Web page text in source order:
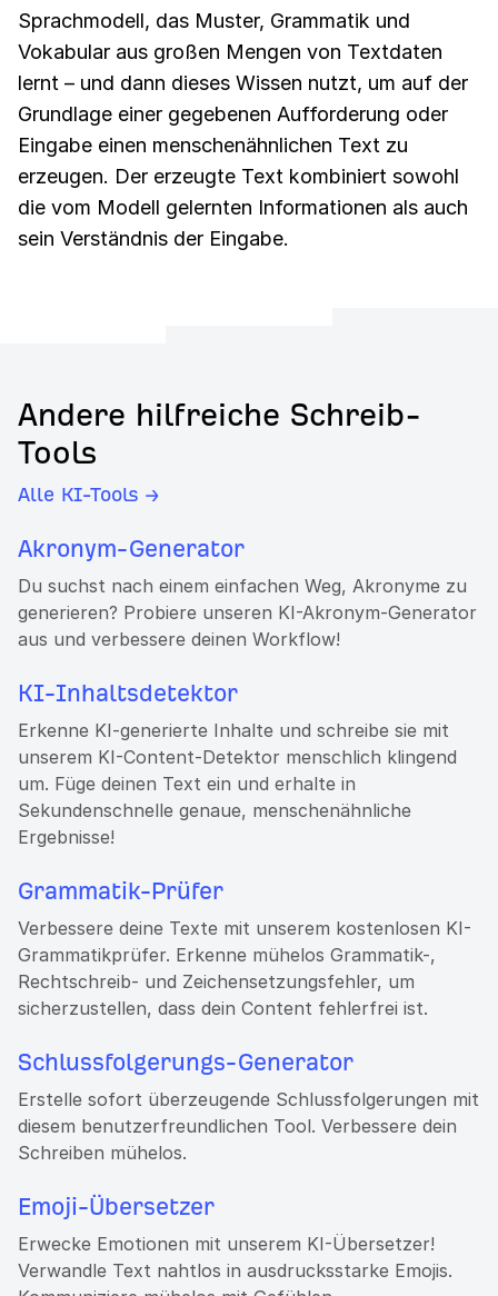
Sprachmodell, das Muster, Grammatik und
Vokabular aus großen Mengen von Textdaten
lernt – und dann dieses Wissen nutzt, um auf der
Grundlage einer gegebenen Aufforderung oder
Eingabe einen menschenähnlichen Text zu
erzeugen. Der erzeugte Text kombiniert sowohl
die vom Modell gelernten Informationen als auch
sein Verständnis der Eingabe.
Andere hilfreiche Schreib-
Tools
Alle KI-Tools →
Akronym-Generator
Du suchst nach einem einfachen Weg, Akronyme zu
generieren? Probiere unseren KI-Akronym-Generator
aus und verbessere deinen Workflow!
KI-Inhaltsdetektor
Erkenne KI-generierte Inhalte und schreibe sie mit
unserem KI-Content-Detektor menschlich klingend
um. Füge deinen Text ein und erhalte in
Sekundenschnelle genaue, menschenähnliche
Ergebnisse!
Grammatik-Prüfer
Verbessere deine Texte mit unserem kostenlosen KI-
Grammatikprüfer. Erkenne mühelos Grammatik-,
Rechtschreib- und Zeichensetzungsfehler, um
sicherzustellen, dass dein Content fehlerfrei ist.
Schlussfolgerungs-Generator
Erstelle sofort überzeugende Schlussfolgerungen mit
diesem benutzerfreundlichen Tool. Verbessere dein
Schreiben mühelos.
Emoji-Übersetzer
Erwecke Emotionen mit unserem KI-Übersetzer!
Verwandle Text nahtlos in ausdrucksstarke Emojis.